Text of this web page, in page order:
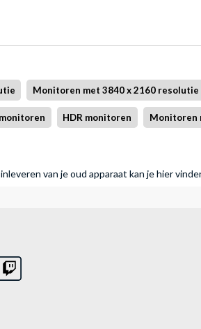
Monitoren met 3840 x 2160 resolutie
HDR monitoren Monitoren
van je oud apparaat kan je hier